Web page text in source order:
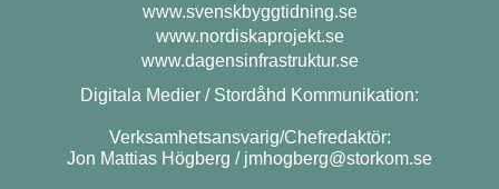
www.svenskbyggtidning.se
www.nordiskaprojekt.se
www.dagensinfrastruktur.se
Digitala Medier / Stordåhd Kommunikation:
Verksamhetsansvarig/Chefredaktör:
Jon Mattias Högberg / jmhogberg@storkom.se